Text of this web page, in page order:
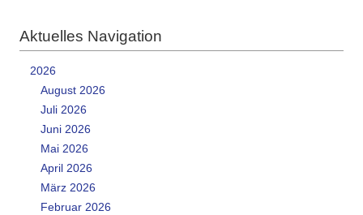
Aktuelles Navigation
2026
August 2026
Juli 2026
Juni 2026
Mai 2026
April 2026
März 2026
Februar 2026